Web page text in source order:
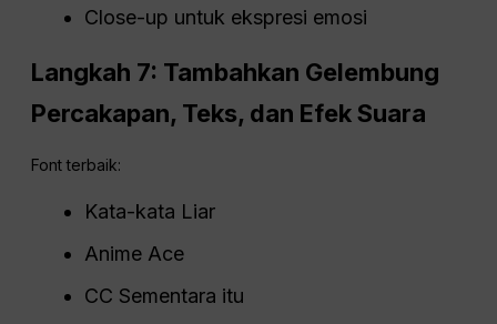
Close-up untuk ekspresi emosi
Langkah 7: Tambahkan Gelembung
Percakapan, Teks, dan Efek Suara
Font terbaik:
Kata-kata Liar
Anime Ace
CC Sementara itu